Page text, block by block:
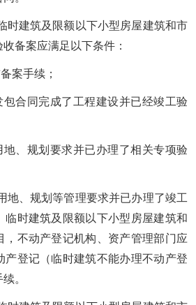
时建筑及限额以下小型房屋建筑和市
备案应满足以下条件：
案手续；
包合同完成了工程建设并已经竣工验
地、规划要求并已办理了相关专项验
地、规划等管理要求并已办理了竣工
临时建筑及限额以下小型房屋建筑和
，不动产登记机构、资产管理部门应
产登记（临时建筑不能办理不动产登
。